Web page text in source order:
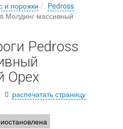
и порожки
Pedross
Молдинг массивный
Pedross
Орех
распечатать страницу